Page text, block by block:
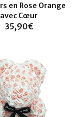
en Rose Orange
avec Cœur
35,90€